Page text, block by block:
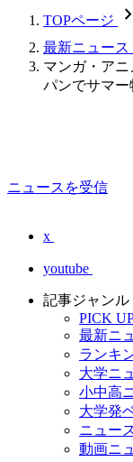
TOPページ chevron_forward
最新ニュース
マンガ・ア
パンでサマ
ニュースを受信
x
youtube
記事ジャンル
PICK
最新ニ
ランキ
大学ニ
小中高
大学発
ニュー
動画ニ